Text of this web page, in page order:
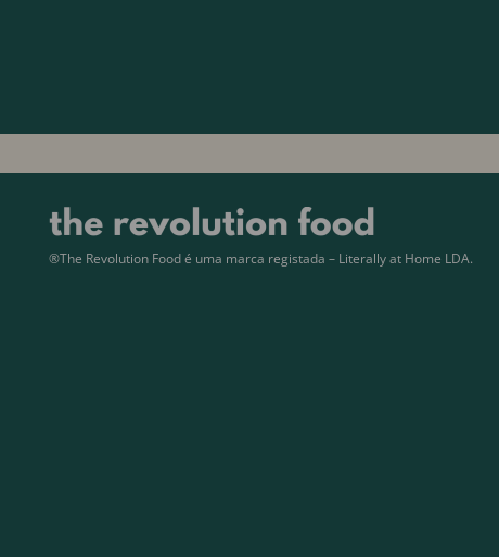
®The Revolution Food é uma marca registada – Literally at Home LDA.